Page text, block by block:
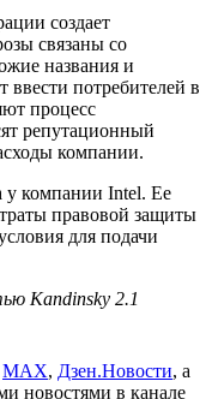
создает
связаны со
названия и
ввести потребителей в
процесс
репутационный
компании.
у компании Intel. Ее
правовой защиты
для подачи
Kandinsky 2.1
МАХ, Дзен.Новости, а
новостями в канале